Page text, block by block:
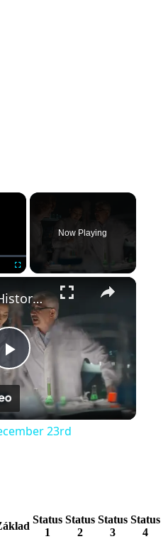
Now Playing
Play
Video
This Day in History: December 23rd
23rd
Status
1
Status
2
Status
3
Status
4